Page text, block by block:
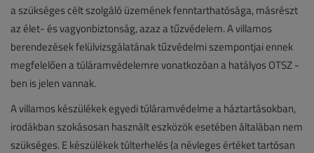
a szükséges célt szolgáló üzemének fenntarthatósága, másrészt
az élet- és vagyonbiztonság, azaz a tűzvédelem. A villamos
berendezések felülvizsgálatának tűzvédelmi szempontjai ennek
megfelelően a túláramvédelemre vonatkozóan a hatályos OTSZ -
ben is jelen vannak.
A villamos készülékek egyedi túláramvédelme a háztartásokban,
irodákban szokásosan használt eszközök esetében általában nem
szükséges. E készülékek túlterhelés (a névleges értéket tartósan